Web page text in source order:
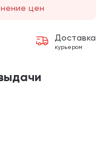
цен
Доставка
курьером